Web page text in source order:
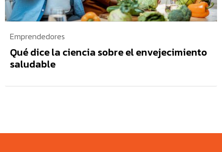
Emprendedores
Qué dice la ciencia sobre el envejecimiento
saludable